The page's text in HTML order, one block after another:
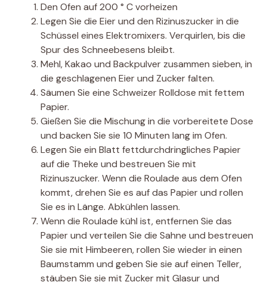
Den Ofen auf 200 ° C vorheizen
Legen Sie die Eier und den Rizinuszucker in die
Schüssel eines Elektromixers. Verquirlen, bis die
Spur des Schneebesens bleibt.
Mehl, Kakao und Backpulver zusammen sieben, in
die geschlagenen Eier und Zucker falten.
Säumen Sie eine Schweizer Rolldose mit fettem
Papier.
Gießen Sie die Mischung in die vorbereitete Dose
und backen Sie sie 10 Minuten lang im Ofen.
Legen Sie ein Blatt fettdurchdringliches Papier
auf die Theke und bestreuen Sie mit
Rizinuszucker. Wenn die Roulade aus dem Ofen
kommt, drehen Sie es auf das Papier und rollen
Sie es in Länge. Abkühlen lassen.
Wenn die Roulade kühl ist, entfernen Sie das
Papier und verteilen Sie die Sahne und bestreuen
Sie sie mit Himbeeren, rollen Sie wieder in einen
Baumstamm und geben Sie sie auf einen Teller,
stäuben Sie sie mit Zucker mit Glasur und